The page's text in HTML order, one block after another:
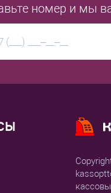
номер и мы